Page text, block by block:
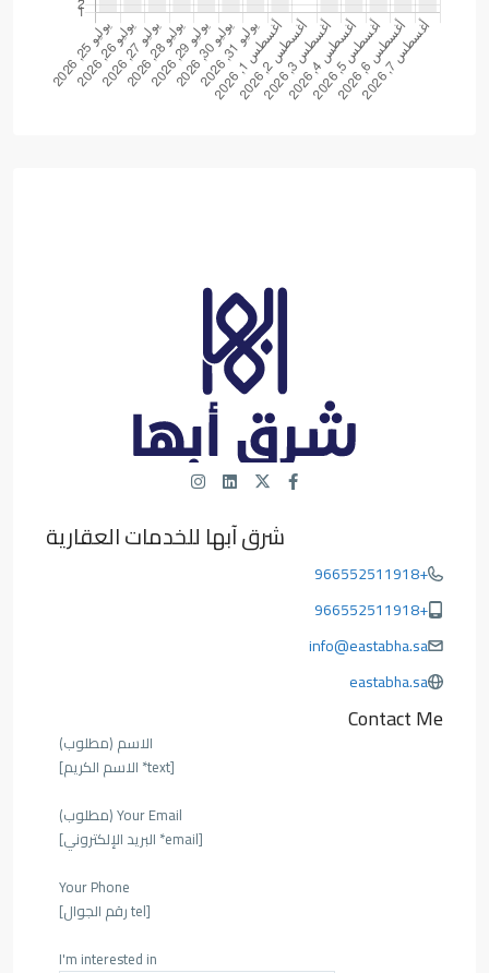
شرق آبها للخدمات العقارية
+966552511918
+966552511918
info@eastabha.sa
eastabha.sa
Contact Me
الاسم (مطلوب)
[text* الاسم الكريم]
Your Email (مطلوب)
[email* البريد الإلكتروني]
Your Phone
[tel رقم الجوال]
I'm interested in